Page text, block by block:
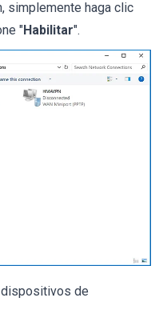
simplemente haga clic
"Habilitar".
de